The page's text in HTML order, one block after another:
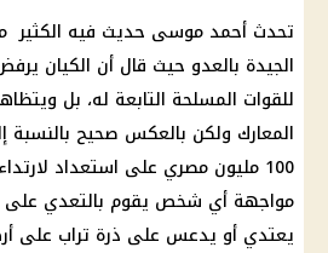
تحدث أحمد موسى حديث فيه الكثير
الجيدة بالعدو حيث قال أن الكيان
للقوات المسلحة التابعة له، بل
المعارك ولكن بالعكس صحيح بالنسبة
100 مليون مصري على استعداد
مواجهة أي شخص يقوم بالتعدي على
يعتدي أو يدعس على ذرة تراب على